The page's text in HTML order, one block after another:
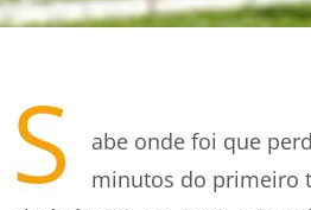
S
abe onde foi que
minutos do primeiro